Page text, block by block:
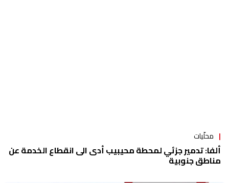
محلّيات
ألفا: تدمير جزئي لمحطة محيبيب أدى الى انقطاع الخدمة عن
مناطق جنوبية